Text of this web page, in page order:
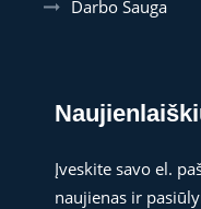
Darbo Sauga
Įveskite savo el.
naujienas ir